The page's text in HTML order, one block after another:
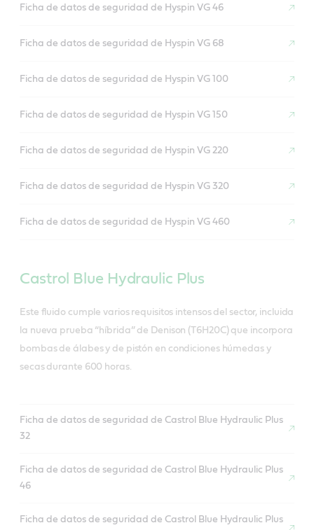
Ficha de datos de seguridad de Hyspin VG 46
Ficha de datos de seguridad de Hyspin VG 68
Ficha de datos de seguridad de Hyspin VG 100
Ficha de datos de seguridad de Hyspin VG 150
Ficha de datos de seguridad de Hyspin VG 220
Ficha de datos de seguridad de Hyspin VG 320
Ficha de datos de seguridad de Hyspin VG 460
Castrol Blue Hydraulic Plus
Este fluido cumple varios requisitos intensos del sector, incluida
la nueva prueba “híbrida” de Denison (T6H20C) que incorpora
bombas de álabes y de pistón en condiciones húmedas y
secas durante 600 horas.
Ficha de datos de seguridad de Castrol Blue Hydraulic Plus
32
Ficha de datos de seguridad de Castrol Blue Hydraulic Plus
46
Ficha de datos de seguridad de Castrol Blue Hydraulic Plus